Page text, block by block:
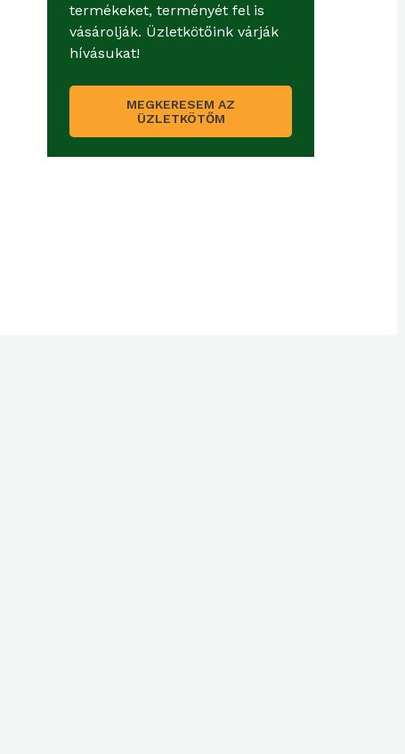
termékeket, terményét fel is
vásárolják. Üzletkötőink várják
hívásukat!
MEGKERESEM AZ
ÜZLETKÖTŐM